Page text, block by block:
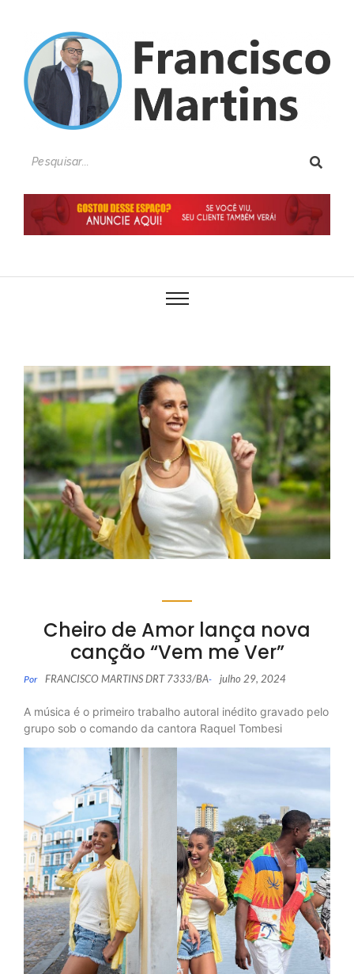
Cheiro de Amor lança nova
canção “Vem me Ver”
Por FRANCISCO MARTINS DRT 7333/BA- julho 29, 2024
A música é o primeiro trabalho autoral inédito gravado pelo
grupo sob o comando da cantora Raquel Tombesi